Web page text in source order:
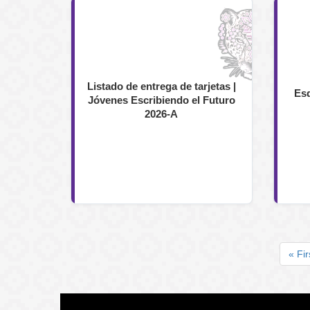
Listado de entrega de tarjetas |
Jóvenes Escribiendo el Futuro
2026-A
«